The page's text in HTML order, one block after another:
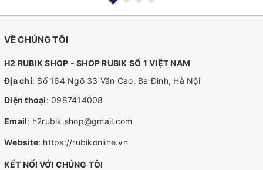
VỀ CHÚNG TÔI
H2 RUBIK SHOP - SHOP RUBIK SỐ 1 VIỆT NAM
Địa chỉ: Số 164 Ngõ 33 Văn Cao, Ba Đình, Hà Nội
Điện thoại: 0987414008
Email: h2rubik.shop@gmail.com
Website: https://rubikonline.vn
KẾT NỐI VỚI CHÚNG TÔI